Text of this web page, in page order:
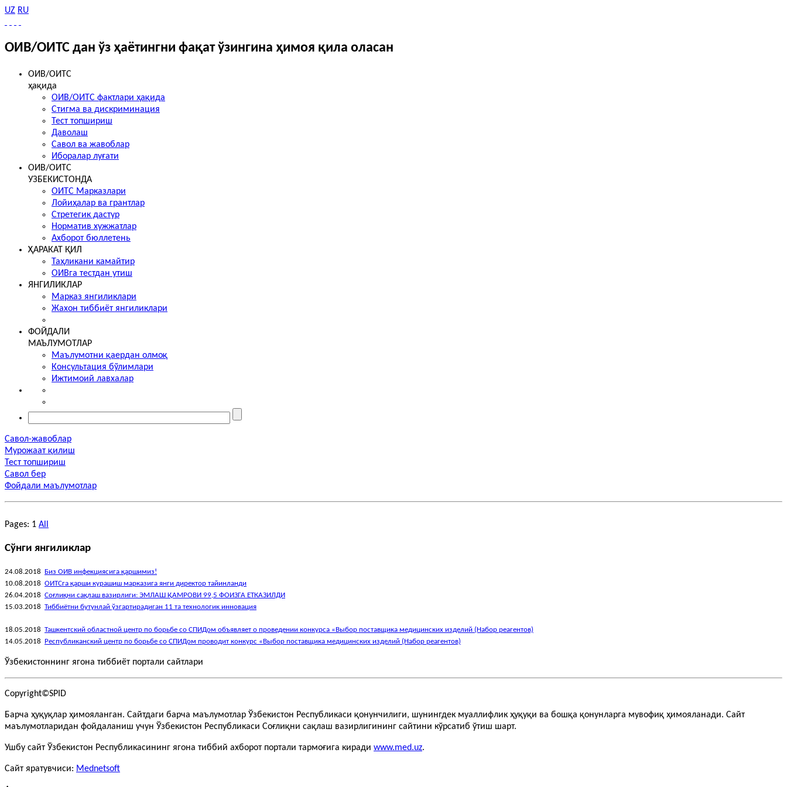
UZ RU
ОИВ/ОИТС дан ўз ҳаётингни фақат ўзингина ҳимоя қила оласан
ОИВ/ОИТС
ҳақида
ОИВ/ОИТС фактлари ҳақида
Стигма ва дискриминация
Тест топшириш
Даволаш
Савол ва жавоблар
Иборалар луғати
ОИВ/ОИТС
УЗБЕКИСТОНДА
ОИТС Марказлари
Лойиҳалар ва грантлар
Стретегик дастур
Норматив хужжатлар
Ахборот бюллетень
ҲАРАКАТ ҚИЛ
Таҳликани камайтир
ОИВга тестдан утиш
ЯНГИЛИКЛАР
Марказ янгиликлари
Жахон тиббиёт янгиликлари
ФОЙДАЛИ
МАЪЛУМОТЛАР
Маълумотни қаердан олмоқ
Консультация бўлимлари
Ижтимоий лавхалар
Савол-жавоблар
Мурожаат қилиш
Тест топшириш
Савол бер
Фойдали маълумотлар
Pages: 1 All
Сўнги янгиликлар
24.08.2018
Биз ОИВ инфекциясига қаршимиз!
10.08.2018 ОИТСга қарши курашиш марказига янги директор тайинланди
26.04.2018 Соғлиқни сақлаш вазирлиги: ЭМЛАШ ҚАМРОВИ 99,5 ФОИЗГА ЕТКАЗИЛДИ
15.03.2018 Тиббиётни бутунлай ўзгартирадиган 11 та технологик инновация
18.05.2018 Ташкентский областной центр по борьбе со СПИДом объявляет о проведении конкурса «Выбор поставщика медицинских изделий (Набор реагентов)
14.05.2018 Республиканский центр по борьбе со СПИДом проводит конкурс «Выбор поставщика медицинских изделий (Набор реагентов)
Ўзбекистоннинг ягона тиббиёт портали сайтлари
Copyright©SPID
Барча ҳуқуқлар ҳимояланган. Сайтдаги барча маълумотлар Ўзбекистон Республикаси қонунчилиги, шунингдек муаллифлик ҳуқуқи ва бошқа қонунларга мувофиқ ҳимояланади. Сайт
маълумотларидан фойдаланиш учун Ўзбекистон Республикаси Соғлиқни сақлаш вазирлигининг сайтини кўрсатиб ўтиш шарт.
Ушбу сайт Ўзбекистон Республикасининг ягона тиббий ахборот портали тармоғига киради www.med.uz.
Сайт яратувчиси: Mednetsoft